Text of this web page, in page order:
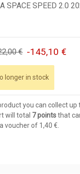
SPACE SPEED 2.0
€ -145,10 €
longer in stock
you can collect up
will total 7pointsthat
voucher of 1,40 €